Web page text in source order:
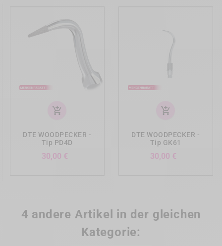
add_shopping_cart
DTE WOODPECKER -
Tip PD4D
30,00 €
add_shopping_cart
DTE WOODPECKER -
Tip GK61
30,00 €
4 andere Artikel in der gleichen
Kategorie: